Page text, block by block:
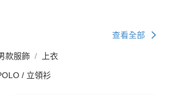
查看全部
款服飾 上衣
/ 立領衫